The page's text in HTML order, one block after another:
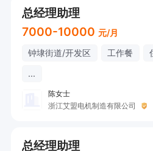
总经理助理
7000-10000 元/月
钟埭街道/开发区 工作餐
...
陈女士
浙江艾盟电机制造有限公司
总经理助理